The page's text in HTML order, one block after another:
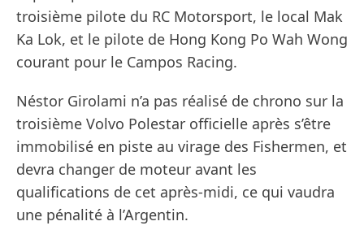
troisième pilote du RC Motorsport, le local Mak
Ka Lok, et le pilote de Hong Kong Po Wah Wong
courant pour le Campos Racing.
Néstor Girolami n’a pas réalisé de chrono sur la
troisième Volvo Polestar officielle après s’être
immobilisé en piste au virage des Fishermen, et
devra changer de moteur avant les
qualifications de cet après-midi, ce qui vaudra
une pénalité à l’Argentin.